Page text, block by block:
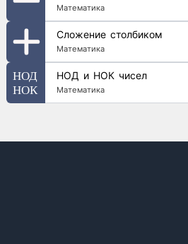
Математика
Сложение столбиком
Математика
НОД и НОК чисел
Математика